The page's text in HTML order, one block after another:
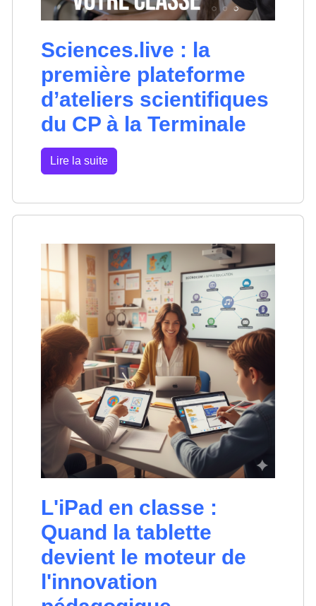
Sciences.live : la
première plateforme
d’ateliers scientifiques
du CP à la Terminale
Lire la suite
L'iPad en classe :
Quand la tablette
devient le moteur de
l'innovation